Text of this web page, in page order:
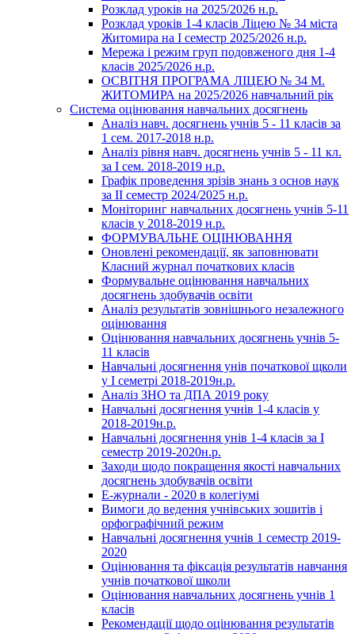
Розклад уроків на 2025/2026 н.р.
Розклад уроків 1-4 класів Ліцею № 34 міста
Житомира на І семестр 2025/2026 н.р.
Мережа і режим груп подовженого дня 1-4
класів 2025/2026 н.р.
ОСВІТНЯ ПРОГРАМА ЛІЦЕЮ № 34 М.
ЖИТОМИРА на 2025/2026 навчальний рік
Система оцінювання навчальних досягнень
Аналіз навч. досягнень учнів 5 - 11 класів за
1 сем. 2017-2018 н.р.
Аналіз рівня навч. досягнень учнів 5 - 11 кл.
за І сем. 2018-2019 н.р.
Графік проведення зрізів знань з основ наук
за ІІ семестр 2024/2025 н.р.
Моніторинг навчальних досягнень учнів 5-11
класів у 2018-2019 н.р.
ФОРМУВАЛЬНЕ ОЦІНЮВАННЯ
Оновлені рекомендації, як заповнювати
Класний журнал початкових класів
Формувальне оцінювання навчальних
досягнень здобувачів освіти
Аналіз результатів зовнішнього незалежного
оцінювання
Оцінювання навчальних досягнень учнів 5-
11 класів
Навчальні досягнення унів початкової щколи
у І семетрі 2018-2019н.р.
Аналіз ЗНО та ДПА 2019 року
Навчальні досягнення учнів 1-4 класів у
2018-2019н.р.
Навчальні досягнення унів 1-4 класів за І
семестр 2019-2020н.р.
Заходи щодо покращення якості навчальних
досягнень здобувачів освіти
Е-журнали - 2020 в колегіумі
Вимоги до ведення учнівських зошитів і
орфографічний режим
Навчальні досягнення учнів 1 семестр 2019-
2020
Оцінювання та фіксація результатів навчання
учнів початкової школи
Оцінювання навчальних досягнень учнів 1
класів
Рекомендації щодо оцінювання результатів